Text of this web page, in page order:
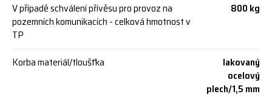
V případě schválení přívěsu pro provoz na
pozemních komunikacích - celková hmotnost v
TP
800 kg
Korba materiál/tloušťka
lakovaný
ocelový
plech/1,5 mm